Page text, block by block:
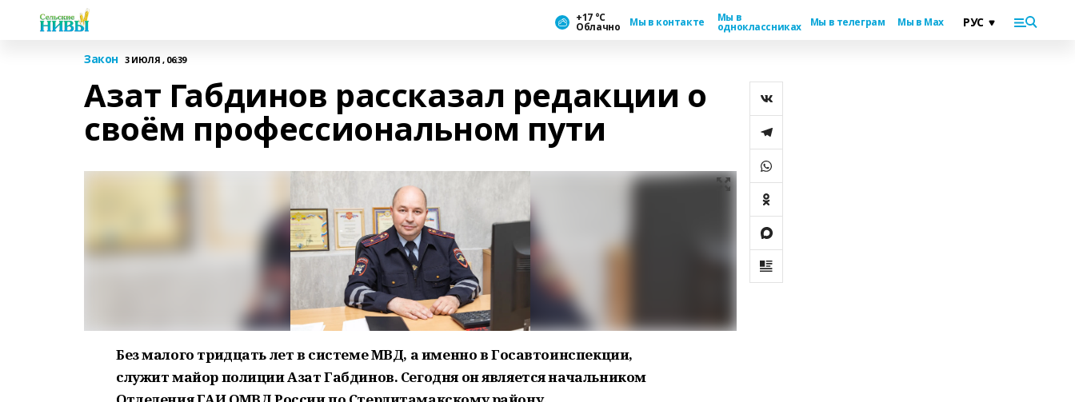
+17 °С
Облачно Мы в контакте Мы в
одноклассниках Мы в телеграм Мы в Max
Закон 3 ИЮЛЯ , 06:39
Азат Габдинов рассказал редакции о
своём профессиональном пути
Без малого тридцать лет в системе МВД, а именно в Госавтоинспекции,
служит майор полиции Азат Габдинов. Сегодня он является начальником